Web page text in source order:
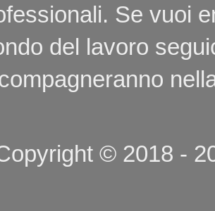
Se vuoi
del lavoro
© 2018 -